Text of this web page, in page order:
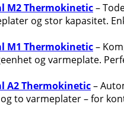
M2 Thermokinetic–
og stor kapasitet.
M1 Thermokinetic–
og varmeplate.
A2 Thermokinetic–
to varmeplater – for